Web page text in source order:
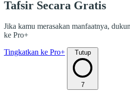
Tafsir Secara Gratis
Jika kamu merasakan manfaatnya,
ke Pro+
Tingkatkan ke Pro+ Tutup
7